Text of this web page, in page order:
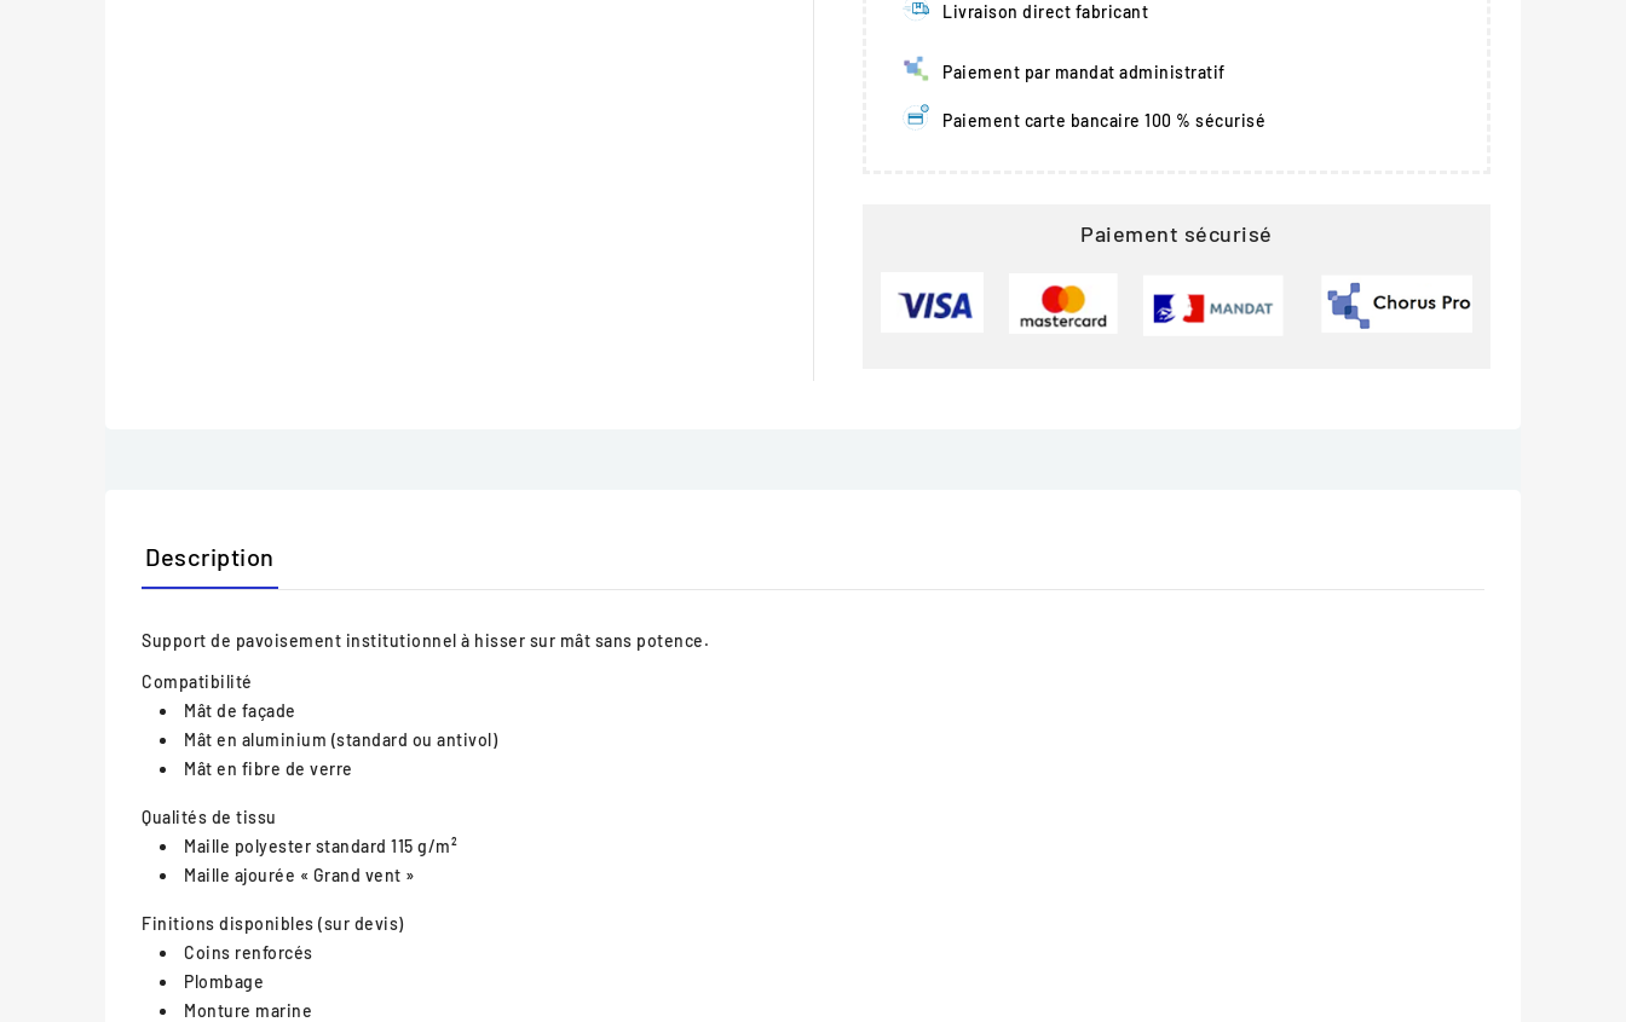
Livraison direct fabricant
Paiement par mandat administratif
Paiement carte bancaire 100 % sécurisé
Paiement sécurisé
Description
Support de pavoisement institutionnel à hisser sur mât sans potence.
Compatibilité
Mât de façade
Mât en aluminium (standard ou antivol)
Mât en fibre de verre
Qualités de tissu
Maille polyester standard 115 g/m²
Maille ajourée « Grand vent »
Finitions disponibles (sur devis)
Coins renforcés
Plombage
Monture marine